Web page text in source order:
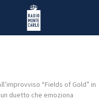
Radio Monte Carlo
“Fields of Gold” in
duetto che emoziona